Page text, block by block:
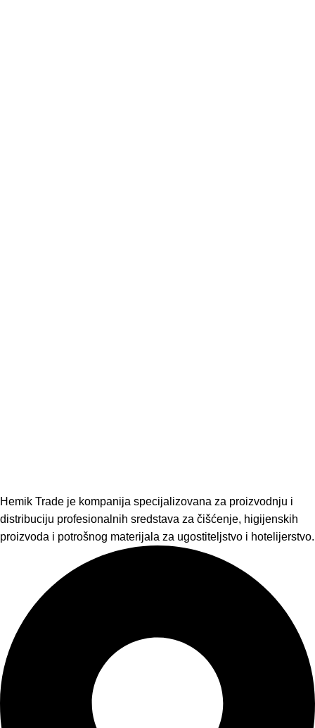
Hemik Trade je kompanija specijalizovana za proizvodnju i
distribuciju profesionalnih sredstava za čišćenje, higijenskih
proizvoda i potrošnog materijala za ugostiteljstvo i hotelijerstvo.